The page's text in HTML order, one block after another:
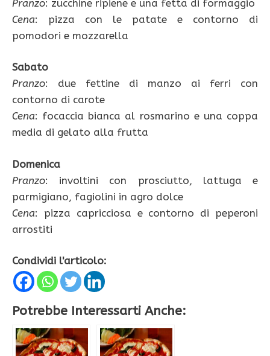
Pranzo: zucchine ripiene e una fetta di formaggio
Cena: pizza con le patate e contorno di
pomodori e mozzarella
Sabato
Pranzo: due fettine di manzo ai ferri con
contorno di carote
Cena: focaccia bianca al rosmarino e una coppa
media di gelato alla frutta
Domenica
Pranzo: involtini con prosciutto, lattuga e
parmigiano, fagiolini in agro dolce
Cena: pizza capricciosa e contorno di peperoni
arrostiti
Condividi l'articolo:
Potrebbe Interessarti Anche: